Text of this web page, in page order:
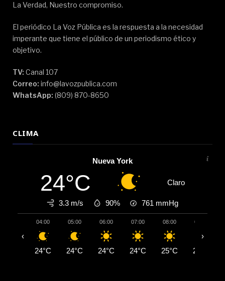
La Verdad, Nuestro compromiso.
El periódico La Voz Pública es la respuesta a la necesidad
imperante que tiene el público de un periodismo ético y
objetivo.
TV: Canal 107
Correo: info@lavozpublica.com
WhatsApp: (809) 870-8650
CLIMA
Nueva York
24°C Claro
3.3 m/s 90% 761 mmHg
04:00
24°C
05:00
24°C
06:00
24°C
07:00
24°C
08:00
25°C
09:00
27°C
‹ ›